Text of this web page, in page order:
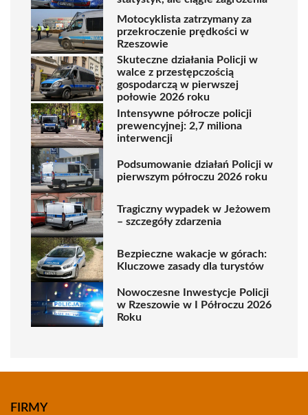
Motocyklista zatrzymany za
przekroczenie prędkości w
Rzeszowie
Skuteczne działania Policji w
walce z przestępczością
gospodarczą w pierwszej
połowie 2026 roku
Intensywne półrocze policji
prewencyjnej: 2,7 miliona
interwencji
Podsumowanie działań Policji w
pierwszym półroczu 2026 roku
Tragiczny wypadek w Jeżowem
– szczegóły zdarzenia
Bezpieczne wakacje w górach:
Kluczowe zasady dla turystów
Nowoczesne Inwestycje Policji
w Rzeszowie w I Półroczu 2026
Roku
FIRMY